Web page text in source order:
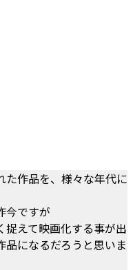
た作品を、様々な年代に
今ですが
捉えて映画化する事が出
になるだろうと思いま